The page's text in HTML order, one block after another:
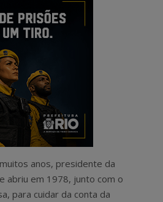
anos, presidente da
abriu em 1978, junto com o
para cuidar da conta da